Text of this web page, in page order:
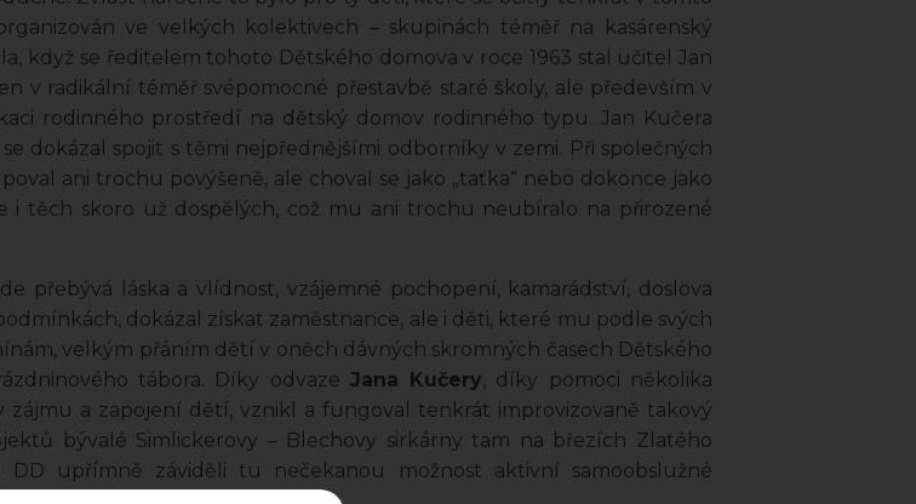
ve velkých kolektivech – skupinách téměř na kasárenský
když se ředitelem tohoto Dětského domova v roce 1963 stal učitel Jan
v radikální téměř svépomocné přestavbě staré školy, ale především v
rodinného prostředí na dětský domov rodinného typu. Jan Kučera
dokázal spojit s těmi nejpřednějšími odborníky v zemi. Při společných
ani trochu povýšeně, ale choval se jako „taťka“ nebo dokonce jako
i těch skoro už dospělých, což mu ani trochu neubíralo na přirozené
přebývá láska a vlídnost, vzájemné pochopení, kamarádství, doslova
dokázal získat zaměstnance, ale i děti, které mu podle svých
velkým přáním dětí v oněch dávných skromných časech Dětského
tábora. Díky odvaze Jana Kučery, díky pomoci několika
a zapojení dětí, vznikl a fungoval tenkrát improvizovaně takový
bývalé Simlickerovy – Blechovy sirkárny tam na březích Zlatého
upřímně záviděli tu nečekanou možnost aktivní samoobslužné